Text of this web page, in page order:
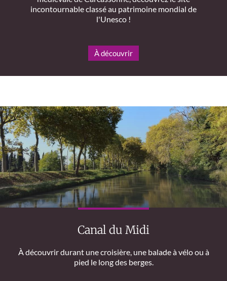
incontournable classé au patrimoine mondial de
l'Unesco !
À découvrir
Canal du Midi
À découvrir durant une croisière, une balade à vélo ou à
pied le long des berges.